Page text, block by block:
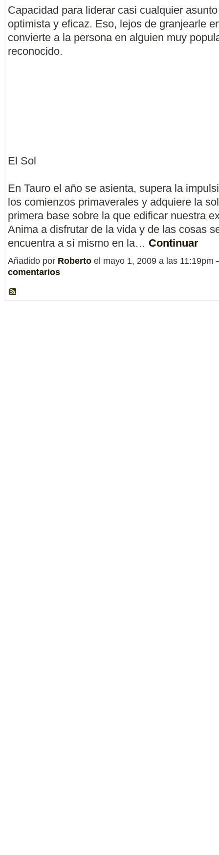
Capacidad para liderar casi cualquier
optimista y eficaz. Eso, lejos de granjearle
convierte a la persona en alguien muy
reconocido.
El Sol
En Tauro el año se asienta, supera la
los comienzos primaverales y adquiere la
primera base sobre la que edificar nuestra
Anima a disfrutar de la vida y de las cosas
encuentra a sí mismo en la… Continuar
Añadido por Roberto el mayo 1, 2009 a las
comentarios